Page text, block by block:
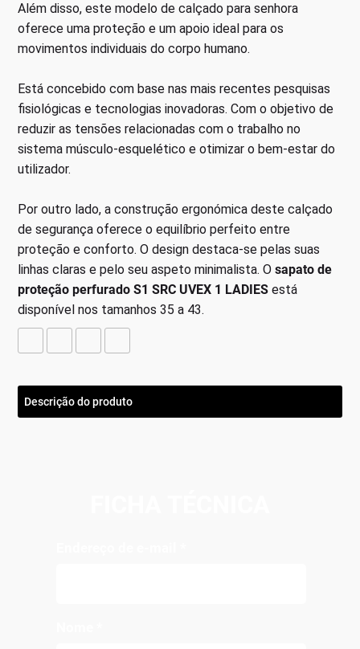
Além disso, este modelo de calçado para senhora
oferece uma proteção e um apoio ideal para os
movimentos individuais do corpo humano.
Está concebido com base nas mais recentes pesquisas
fisiológicas e tecnologias inovadoras. Com o objetivo de
reduzir as tensões relacionadas com o trabalho no
sistema músculo-esquelético e otimizar o bem-estar do
utilizador.
Por outro lado, a construção ergonómica deste calçado
de segurança oferece o equilíbrio perfeito entre
proteção e conforto. O design destaca-se pelas suas
linhas claras e pelo seu aspeto minimalista. Osapato de
proteção perfurado S1 SRC UVEX 1 LADIES está
disponível nos tamanhos 35 a 43.
Descrição do produto